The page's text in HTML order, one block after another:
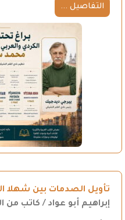
التفاصيل ...
تأويل الصدمات بين شهلا
إبراهيم أبو عواد / كاتب من